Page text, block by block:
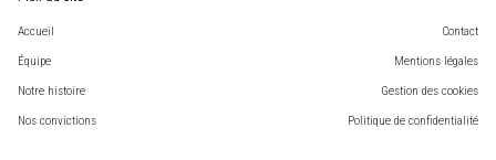
Accueil Contact
Équipe Mentions légales
Notre histoire Gestion des cookies
Nos convictions Politique de confidentialité